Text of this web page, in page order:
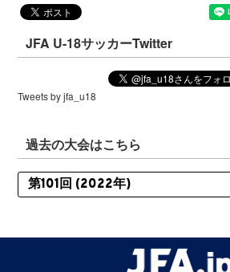
JFA U-18サッカーTwitter
Tweets by jfa_u18
過去の大会はこちら